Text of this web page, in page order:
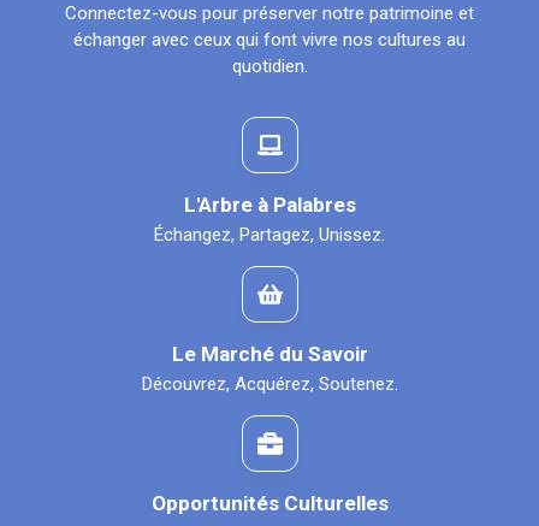
Connectez-vous pour préserver notre patrimoine et
échanger avec ceux qui font vivre nos cultures au
quotidien.
L'Arbre à Palabres
Échangez, Partagez, Unissez.
Le Marché du Savoir
Découvrez, Acquérez, Soutenez.
Opportunités Culturelles